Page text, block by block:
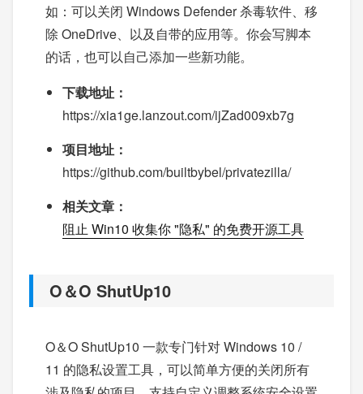
如：可以关闭 Windows Defender 杀毒软件、移
除 OneDrive、以及自带的应用等。你会写脚本
的话，也可以自己添加一些新功能。
下载地址：
https://xia1ge.lanzout.com/ijZad009xb7g
项目地址：
https://github.com/builtbybel/privatezilla/
相关文章：
阻止 Win10 收集你 "隐私" 的免费开源工具
O＆O ShutUp10
O＆O ShutUp10 一款专门针对 Windows 10 /
11 的隐私设置工具，可以简单方便的关闭所有